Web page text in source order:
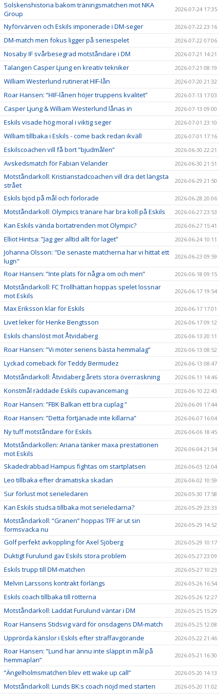
Solskenshistoria bakom träningsmatchen mot NKA
Group
2026-07-24 17:35
Nyförvärven och Eskils imponerade i DM-seger 2026-07-22 23:16
DM-match men fokus ligger på seriespelet 2026-07-22 07:06
Nosaby IF svårbesegrad motståndare i DM 2026-07-21 14:21
Talangen Casper Ljung en kreativ tekniker 2026-07-21 08:19
William Westerlund rutinerat HIF-lån 2026-07-20 21:32
Roar Hansen: ”HIF-lånen höjer truppens kvalitet” 2026-07-13 17:03
Casper Ljung & William Westerlund lånas in 2026-07-13 09:00
Eskils visade hög moral i viktig seger 2026-07-01 23:10
William tillbaka i Eskils - come back redan ikväll 2026-07-01 17:16
Eskilscoachen vill få bort ”bjudmålen” 2026-06-30 22:21
Avskedsmatch för Fabian Velander 2026-06-30 21:51
Motståndarkoll: Kristianstadcoachen vill dra det längsta
strået
2026-06-29 21:50
Eskils bjöd på mål och förlorade 2026-06-28 20:06
Motståndarkoll: Olympics tränare har bra koll på Eskils 2026-06-27 23:53
Kan Eskils vända bortatrenden mot Olympic? 2026-06-27 15:41
Elliot Hintsa: ”Jag ger alltid allt för laget” 2026-06-24 10:11
Johanna Olsson: "De senaste matcherna har vi hittat ett
lugn"
2026-06-23 09:59
Roar Hansen: ”Inte plats för några om och men” 2026-06-18 09:15
Motståndarkoll: FC Trollhättan hoppas spelet lossnar
mot Eskils
2026-06-17 19:54
Max Eriksson klar för Eskils 2026-06-17 17:01
Livet leker för Henke Bengtsson 2026-06-17 09:12
Eskils chanslöst mot Åtvidaberg 2026-06-13 20:11
Roar Hansen: ”Vi möter seriens bästa hemmalag” 2026-06-13 08:52
Lyckad comeback för Teddy Bermudez 2026-06-13 08:47
Motståndarkoll: Åtvidaberg årets stora överraskning 2026-06-11 14:46
Konstmål räddade Eskils cupavancemang 2026-06-10 22:43
Roar Hansen: ”FBK Balkan ett bra cuplag ” 2026-06-09 17:44
Roar Hansen: ”Detta förtjänade inte killarna” 2026-06-07 16:04
Ny tuff motståndare för Eskils 2026-06-06 18:45
Motståndarkollen: Ariana tänker maxa prestationen
mot Eskils
2026-06-04 21:34
Skadedrabbad Hampus fightas om startplatsen 2026-06-03 12:04
Leo tillbaka efter dramatiska skadan 2026-06-02 10:59
Sur förlust mot serieledaren 2026-05-30 17:58
Kan Eskils studsa tillbaka mot serieledarna? 2026-05-29 23:33
Motståndarkoll: ”Granen” hoppas TFF är ut sin
formsvacka nu
2026-05-29 14:52
Golf perfekt avkoppling för Axel Sjöberg 2026-05-29 10:17
Duktigt Furulund gav Eskils stora problem 2026-05-27 23:09
Eskils trupp till DM-matchen 2026-05-27 10:23
Melvin Larssons kontrakt förlängs 2026-05-26 16:54
Eskils coach tillbaka till rötterna 2026-05-26 12:27
Motståndarkoll: Laddat Furulund väntar i DM 2026-05-25 15:29
Roar Hansens Stidsvig värd för onsdagens DM-match 2026-05-25 12:08
Upprörda känslor i Eskils efter straffavgörande 2026-05-22 21:46
Roar Hansen: ”Lund har ännu inte släppt in mål på
hemmaplan”
2026-05-21 16:30
”Ängelholmsmatchen blev ett wake up call” 2026-05-20 14:13
Motståndarkoll: Lunds BK:s coach nöjd med starten 2026-05-20 11:02